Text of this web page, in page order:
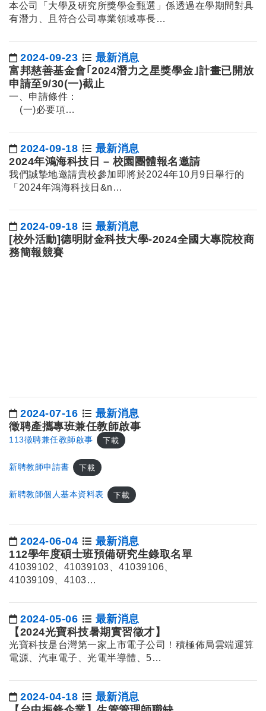
本公司「大學及研究所獎學金甄選」係透過在學期間對具
有潛力、且符合公司專業領域專長…
日期：
2024-09-23
最新消息
富邦慈善基金會｢2024潛力之星獎學金｣計畫已開放
申請至9/30(一)截止
一、申請條件：
(一)必要項
日期：
2024-09-18
最新消息
2024年鴻海科技日 – 校園團體報名邀請
我們誠摯地邀請貴校參加即將於2024年10月9日舉行的
「2024年鴻海科技日&n…
日期：
2024-09-18
最新消息
[校外活動]德明財金科技大學-2024全國大專院校商
務簡報競賽
日期：
2024-07-16
最新消息
徵聘產攜專班兼任教師啟事
113徵聘兼任教師啟事 下載
新聘教師申請書 下載
新聘教師個人基本資料表 下載
日期：
2024-06-04
最新消息
112學年度碩士班預備研究生錄取名單
41039102、41039103、41039106、
41039109、4103…
日期：
2024-05-06
最新消息
【2024光寶科技暑期實習徵才】
光寶科技是台灣第一家上市電子公司！積極佈局雲端運算
電源、汽車電子、光電半導體、5…
日期：
2024-04-18
最新消息